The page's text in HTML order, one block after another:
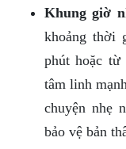
Khung giờ
khoảng thời
phút hoặc
tâm linh
chuyện nhẹ
bảo vệ bản